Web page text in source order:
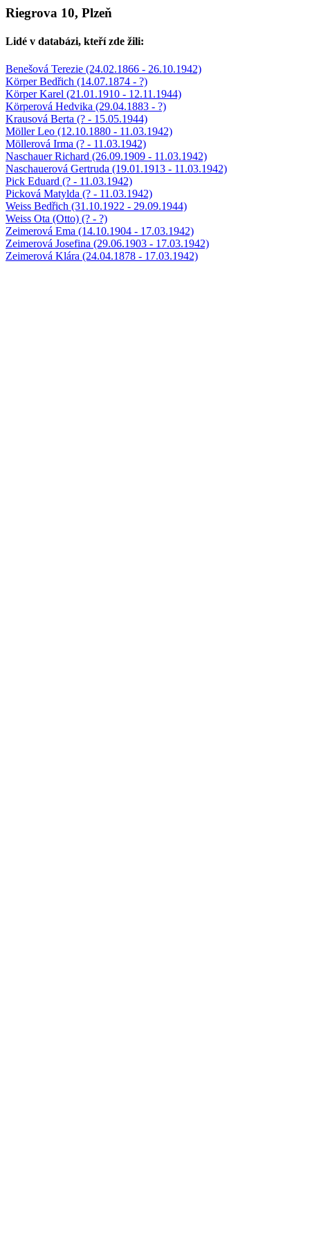
Riegrova 10, Plzeň
Lidé v databázi, kteří zde žili:
Benešová Terezie (24.02.1866 - 26.10.1942)
Körper Bedřich (14.07.1874 - ?)
Körper Karel (21.01.1910 - 12.11.1944)
Körperová Hedvika (29.04.1883 - ?)
Krausová Berta (? - 15.05.1944)
Möller Leo (12.10.1880 - 11.03.1942)
Möllerová Irma (? - 11.03.1942)
Naschauer Richard (26.09.1909 - 11.03.1942)
Naschauerová Gertruda (19.01.1913 - 11.03.1942)
Pick Eduard (? - 11.03.1942)
Picková Matylda (? - 11.03.1942)
Weiss Bedřich (31.10.1922 - 29.09.1944)
Weiss Ota (Otto) (? - ?)
Zeimerová Ema (14.10.1904 - 17.03.1942)
Zeimerová Josefina (29.06.1903 - 17.03.1942)
Zeimerová Klára (24.04.1878 - 17.03.1942)